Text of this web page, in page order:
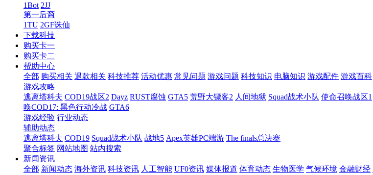
1Bot 2JJ
第一后裔
1TU 2GF诛仙
下载科技
购买卡一
购买卡二
帮助中心
全部 购买相关 退款相关 科技推荐 活动优惠 常见问题 游戏问题 科技知识 电脑知识 游戏配件 游戏百科
游戏攻略
逃离塔科夫 COD19战区2 Dayz RUST腐蚀 GTA5 荒野大镖客2 人间地狱 Squad战术小队 使命召唤战区1
唤COD17: 黑色行动冷战 GTA6
游戏经验 行业动态
辅助动态
逃离塔科夫 COD19 Squad战术小队 战地5 Apex英雄PC端游 The finals总决赛
聚合标签 网站地图 站内搜索
新闻资讯
全部 新闻动态 海外资讯 科技资讯 人工智能 UF0资讯 媒体报道 体育动态 生物医学 气候环境 金融财经